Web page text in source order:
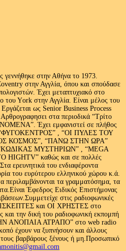
στην Αθήνα το 1973.
στην Αγγλία, όπου και σπούδασε
Έχει μεταπτυχιακό στο
του Υork στην Αγγλία. Είναι μέλος του
ως Senior Business Process
στα περιοδικά “Τρίτο
Έχει εμφανιστεί σε πλήθος
“ΦΥΓΟΚΕΝΤΡΟΣ” , “ΟΙ ΠΥΛΕΣ ΤΟΥ
ΚΟΣΜΟΣ”, “ΠΑΝΩ ΣΤΗΝ ΩΡΑ”
ΜΥΣΤΗΡΙΩΝ” , “MEGA
HIGHTV” καθώς και σε πολλές
ερευνητικά του ενδιαφέροντα
του ευρύτερου ελληνικού χώρου κ.ά.
περιλαμβάνονται τα γραμματόσημα, τα
Έφεδρος Ειδικός Επιστήμονας
στις ραδιοφωνικές
και ΟΙ ΧΡΗΣΤΕΣ στο
την δική του ραδιοφωνική εκπομπή
ΑΝΟΠΑΙΑ ΑΤΡΑΠΟ” στο web radio
έχουν να ξυπνήσουν και άλλους
βαρβάρους ξένους ή μη.Προσωπικό